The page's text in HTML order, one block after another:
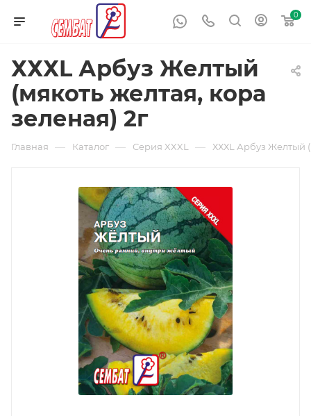
0
ХХХL Арбуз Желтый
(мякоть желтая, кора
зеленая) 2г
Главная — Каталог — Серия XXXL — ХХХL Арбуз Желтый